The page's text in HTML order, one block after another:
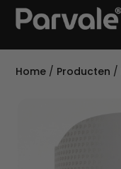
Home / Producten /